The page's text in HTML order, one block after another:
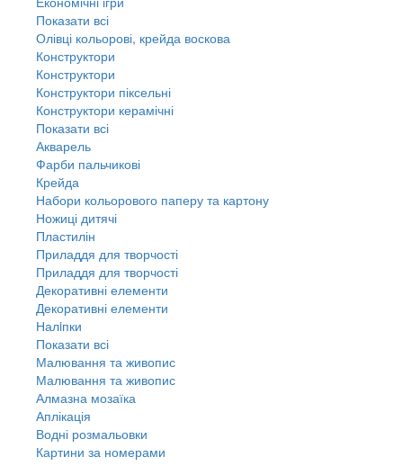
Показати всі
Олівці кольорові, крейда воскова
Конструктори
Конструктори
Конструктори піксельні
Конструктори керамічні
Показати всі
Акварель
Фарби пальчикові
Крейда
Набори кольорового паперу та картону
Ножиці дитячі
Пластилін
Приладдя для творчості
Приладдя для творчості
Декоративні елементи
Декоративні елементи
Налiпки
Показати всі
Малювання та живопис
Малювання та живопис
Алмазна мозаїка
Аплікація
Водні розмальовки
Картини за номерами